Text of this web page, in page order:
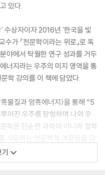
있다.
수상자이자 2016년 '한국을 빛
가 『천문학이라는 위로』로 독
야에서 탁월한 연구 성과를 거두
너지라는 우주의 미지 영역을 통
학 강의를 이 책에 담았다.
물질과 암흑에너지)을 통해 “5
어진 우주를 탐험하며 나와 우
학은 단순한 과학이 아니라 철학
사유하는 인문학적 여정임을 강
주는 누구에게나 열려 있다. 그리
음 안에 이미 있다. 이는 천문학